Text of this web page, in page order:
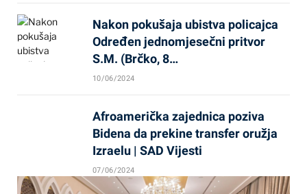
Nakon pokušaja ubistva policajca
Određen jednomjesečni pritvor
S.M. (Brčko, 8…
10/06/2024
Afroamerička zajednica poziva
Bidena da prekine transfer oružja
Izraelu | SAD Vijesti
07/06/2024